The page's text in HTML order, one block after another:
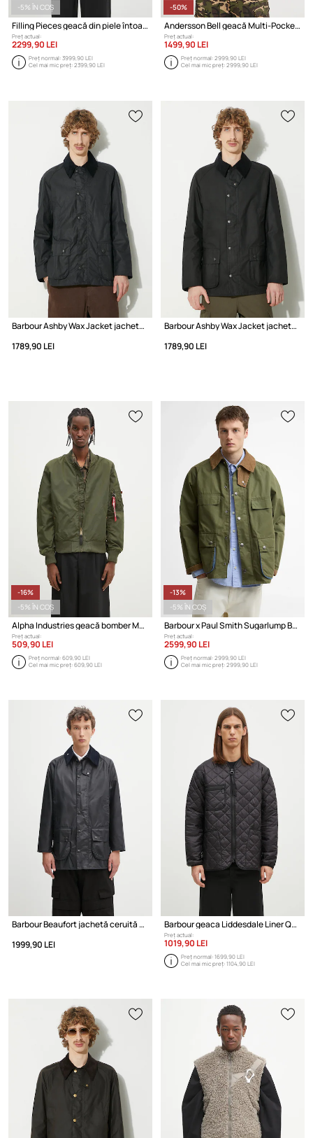
-5% ÎN COȘ
Filling Pieces geacă din piele întoarsă Leather Jacket Suede
Preț actual:
2299,90 LEI
Preț normal:3999,90 LEI
Cel mai mic preț:2399,90 LEI
-50%
Andersson Bell geacă Multi-Pocket Camouflage Quilted Jumper
Preț actual:
1499,90 LEI
Preț normal:2999,90 LEI
Cel mai mic preț:2999,90 LEI
Barbour Ashby Wax Jacket jachetă cerută pentru bărbați
1789,90 LEI
Barbour Ashby Wax Jacket jachetă cerută pentru bărbați
1789,90 LEI
-16%
-5% ÎN COȘ
Alpha Industries geacă bomber MA-1 TT
Preț actual:
509,90 LEI
Preț normal:609,90 LEI
Cel mai mic preț:609,90 LEI
-13%
-5% ÎN COȘ
Barbour x Paul Smith Sugarlump Bedale jachetă de bumbac bărbătească
Preț actual:
2599,90 LEI
Preț normal:2999,90 LEI
Cel mai mic preț:2999,90 LEI
Barbour Beaufort jachetă ceruită bărbătească
1999,90 LEI
Barbour geaca Liddesdale Liner Quilted Jacket
Preț actual:
1019,90 LEI
Preț normal:1699,90 LEI
Cel mai mic preț:1104,90 LEI